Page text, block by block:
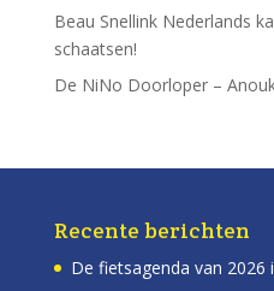
Beau Snellink Nederlands
schaatsen!
De NiNo Doorloper –
Recente berichten
De fietsagenda van 2026